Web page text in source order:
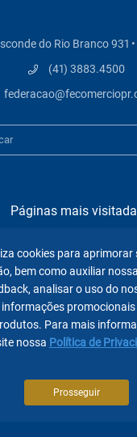
do Rio Branco 931
(41) 3883.4500
Páginas mais
A Fecomércio PR
Sindicatos
Institucional
Atuação
Notícias
cookies para aprimorar
bem como auxiliar
analisar o uso do
Para mais
nossa Política de
Prosseguir